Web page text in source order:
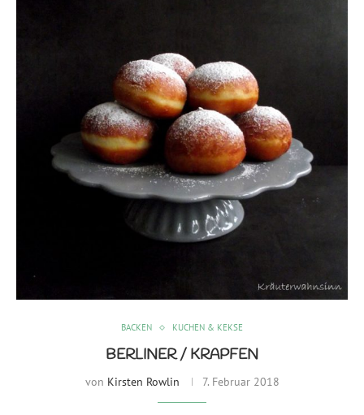
BACKEN KUCHEN & KEKSE
BERLINER / KRAPFEN
von Kirsten Rowlin 7. Februar 2018